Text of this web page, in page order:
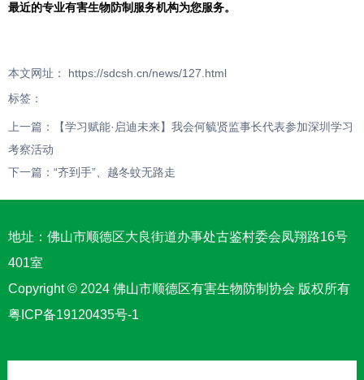
最近的专业有害生物防制服务机构为您服务。
本文网址： https://sdcsh.cn/news/127.html
标签：
上一篇：
【学习赋能·启迪未来】我会何毓贤监事长代表参加深圳学习
考察活动
下一篇： “齐到手”、越冬蚊无路走
地址：佛山市顺德区大良街道办事处古鉴村委会凤翔路16号
401室
Copyright © 2024 佛山市顺德区有害生物防制协会 版权所有
粤ICP备19120435号-1